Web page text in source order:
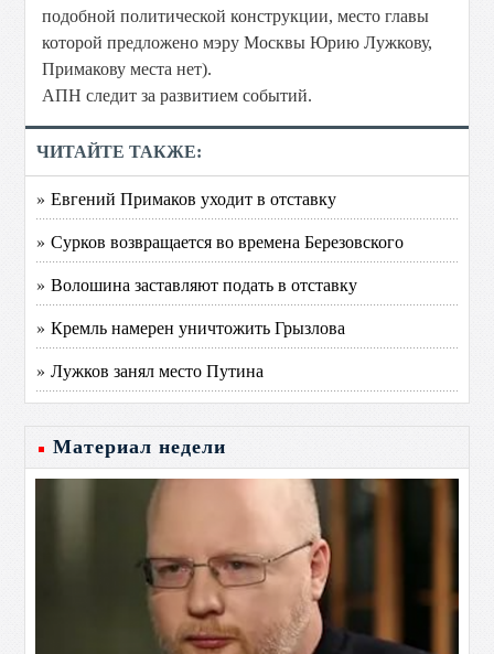
подобной политической конструкции, место главы
которой предложено мэру Москвы Юрию Лужкову,
Примакову места нет).
АПН следит за развитием событий.
ЧИТАЙТЕ ТАКЖЕ:
» Евгений Примаков уходит в отставку
» Сурков возвращается во времена Березовского
» Волошина заставляют подать в отставку
» Кремль намерен уничтожить Грызлова
» Лужков занял место Путина
Материал недели